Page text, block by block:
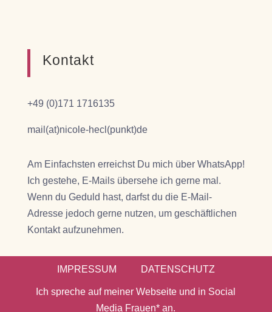
Kontakt
+49 (0)171 1716135
mail(at)nicole-hecl(punkt)de
Am Einfachsten erreichst Du mich über WhatsApp!
Ich gestehe, E-Mails übersehe ich gerne mal.
Wenn du Geduld hast, darfst du die E-Mail-
Adresse jedoch gerne nutzen, um geschäftlichen
Kontakt aufzunehmen.
IMPRESSUM DATENSCHUTZ
Ich spreche auf meiner Webseite und in Social
Media Frauen* an.